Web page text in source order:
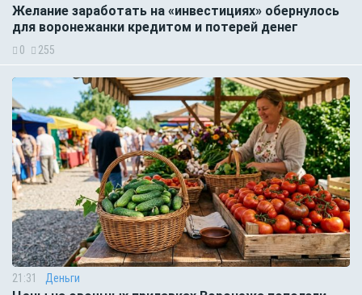
Желание заработать на «инвестициях» обернулось
для воронежанки кредитом и потерей денег
0 255
21:31 Деньги